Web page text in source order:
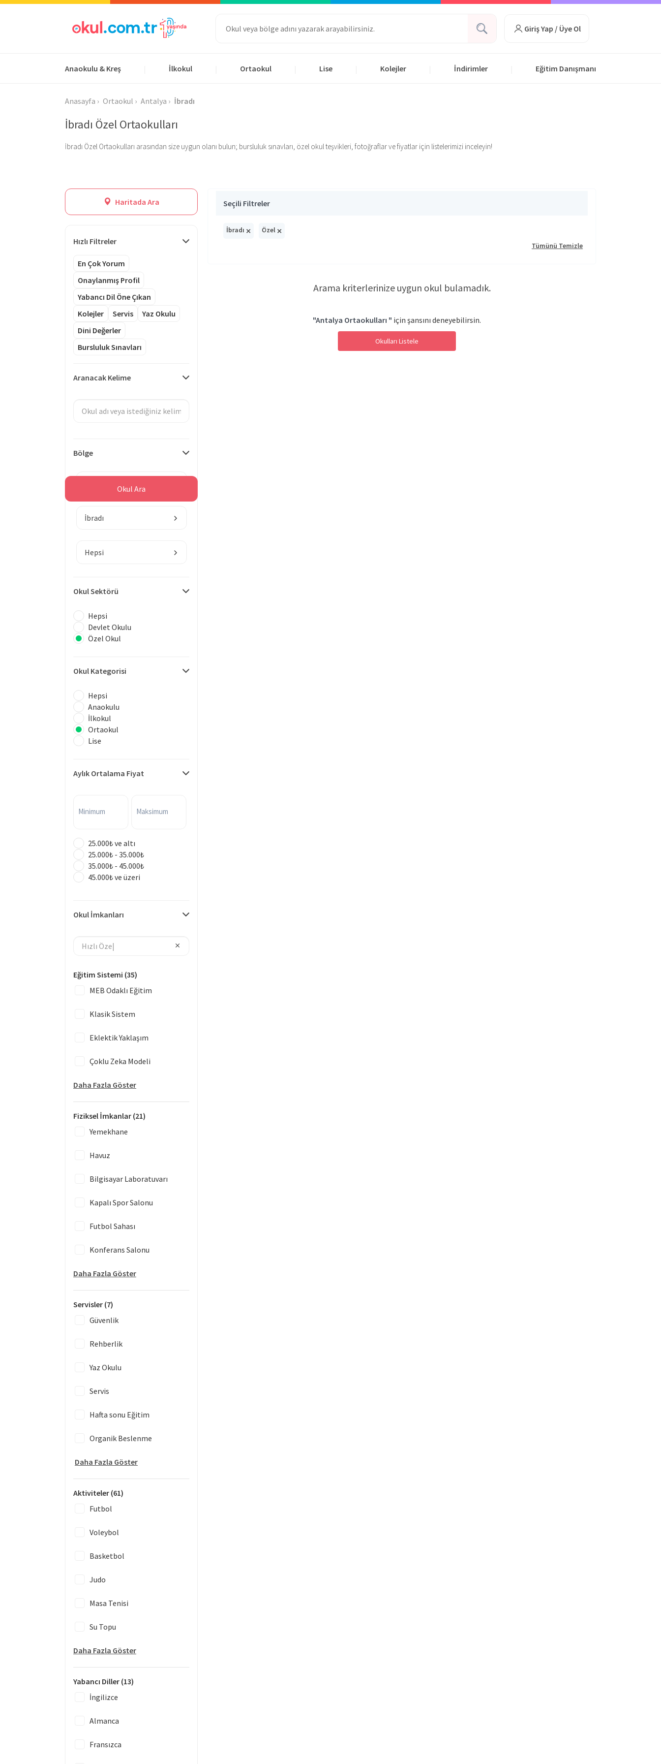
Giriş Yap / Üye Ol
Anaokulu & Kreş İlkokul Ortaokul Lise Kolejler İndirimler Eğitim Danışmanı
Anasayfa Ortaokul Antalya İbradı
İbradı Özel Ortaokulları
İbradı Özel Ortaokulları arasından size uygun olanı bulun; bursluluk sınavları, özel okul teşvikleri, fotoğraflar ve fiyatlar için listelerimizi inceleyin!
Haritada Ara
Hızlı Filtreler
En Çok Yorum
Onaylanmış Profil
Yabancı Dil Öne Çıkan
Kolejler
Servis
Yaz Okulu
Dini Değerler
Bursluluk Sınavları
Aranacak Kelime
Bölge
İbradı
Hepsi
Okul Sektörü
Hepsi
Devlet Okulu
Özel Okul
Okul Kategorisi
Hepsi
Anaokulu
İlkokul
Ortaokul
Lise
Aylık Ortalama Fiyat
Minimum Maksimum
25.000₺ ve altı
25.000₺ - 35.000₺
35.000₺ - 45.000₺
45.000₺ ve üzeri
Okul İmkanları
Eğitim Sistemi (35)
MEB Odaklı Eğitim
Klasik Sistem
Eklektik Yaklaşım
Çoklu Zeka Modeli
Daha Fazla Göster
Fiziksel İmkanlar (21)
Yemekhane
Havuz
Bilgisayar Laboratuvarı
Kapalı Spor Salonu
Futbol Sahası
Konferans Salonu
Daha Fazla Göster
Servisler (7)
Güvenlik
Rehberlik
Yaz Okulu
Servis
Hafta sonu Eğitim
Organik Beslenme
Daha Fazla Göster
Aktiviteler (61)
Futbol
Voleybol
Basketbol
Judo
Masa Tenisi
Su Topu
Daha Fazla Göster
Yabancı Diller (13)
İngilizce
Almanca
Fransızca
Okul Ara
Seçili Filtreler
İbradı × Özel ×
Tümünü Temizle
Arama kriterlerinize uygun okul bulamadık.
"Antalya Ortaokulları " için şansını deneyebilirsin.
Okulları Listele